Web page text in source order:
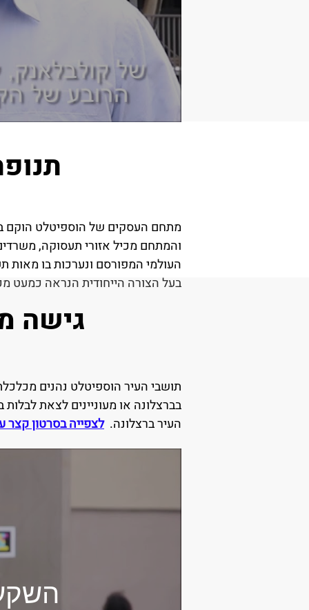
והמתחם מכיל אזורי תעסוקה,
בעל הצורה הייחודית הנראה כמעט
גישה
תושבי העיר הוספיטלט נהנים
בברצלונה או מעוניינים לצאת
העיר ברצלונה. ​לצפייה בסרטון